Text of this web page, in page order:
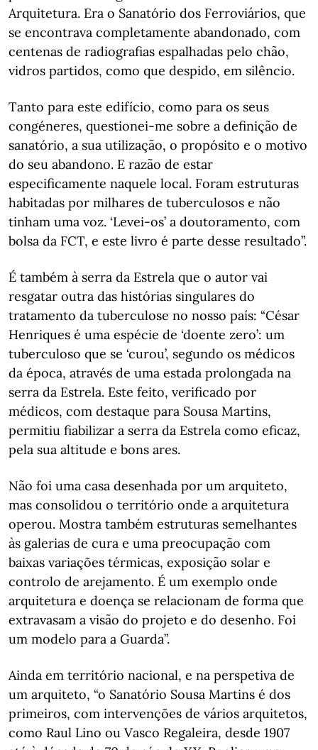
Arquitetura. Era o Sanatório dos Ferroviários, que
se encontrava completamente abandonado, com
centenas de radiografias espalhadas pelo chão,
vidros partidos, como que despido, em silêncio.
Tanto para este edifício, como para os seus
congéneres, questionei-me sobre a definição de
sanatório, a sua utilização, o propósito e o motivo
do seu abandono. E razão de estar
especificamente naquele local. Foram estruturas
habitadas por milhares de tuberculosos e não
tinham uma voz. ‘Levei-os’ a doutoramento, com
bolsa da FCT, e este livro é parte desse resultado”.
É também à serra da Estrela que o autor vai
resgatar outra das histórias singulares do
tratamento da tuberculose no nosso país: “César
Henriques é uma espécie de ‘doente zero’: um
tuberculoso que se ‘curou’, segundo os médicos
da época, através de uma estada prolongada na
serra da Estrela. Este feito, verificado por
médicos, com destaque para Sousa Martins,
permitiu fiabilizar a serra da Estrela como eficaz,
pela sua altitude e bons ares.
Não foi uma casa desenhada por um arquiteto,
mas consolidou o território onde a arquitetura
operou. Mostra também estruturas semelhantes
às galerias de cura e uma preocupação com
baixas variações térmicas, exposição solar e
controlo de arejamento. É um exemplo onde
arquitetura e doença se relacionam de forma que
extravasam a visão do projeto e do desenho. Foi
um modelo para a Guarda”.
Ainda em território nacional, e na perspetiva de
um arquiteto, “o Sanatório Sousa Martins é dos
primeiros, com intervenções de vários arquitetos,
como Raul Lino ou Vasco Regaleira, desde 1907